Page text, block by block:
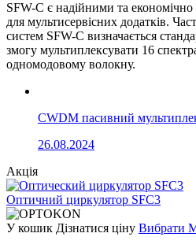
SFW-C є надійними та
для мультисервісних додатків.
систем SFW-C визначається
змогу мультиплексувати 16
одномодовому волокну.
CWDM пасивний
26.08.2024
Акція
Оптичний циркулятор SFC3
У кошик Дізнатися ціну Вибрати